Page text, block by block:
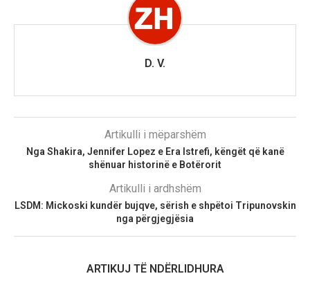
D. V.
Artikulli i mëparshëm
Nga Shakira, Jennifer Lopez e Era Istrefi, këngët që kanë
shënuar historinë e Botërorit
Artikulli i ardhshëm
LSDM: Mickoski kundër bujqve, sërish e shpëtoi Tripunovskin
nga përgjegjësia
ARTIKUJ TË NDËRLIDHURA